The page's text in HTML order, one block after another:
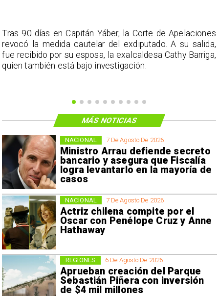
Tras 90 días en Capitán Yáber, la Corte de Apelaciones
revocó la medida cautelar del exdiputado. A su salida,
fue recibido por su esposa, la exalcaldesa Cathy Barriga,
quien también está bajo investigación.
7 De Agosto De 2026
Ministro Arrau defiende secreto
bancario y asegura que Fiscalía
logra levantarlo en la mayoría de
casos
NACIONAL
7 De Agosto De 2026
Actriz chilena compite por el
Oscar con Penélope Cruz y Anne
Hathaway
NACIONAL
6 De Agosto De 2026
Aprueban creación del Parque
Sebastián Piñera con inversión
de $4 mil millones
REGIONES
MÁS NOTICIAS